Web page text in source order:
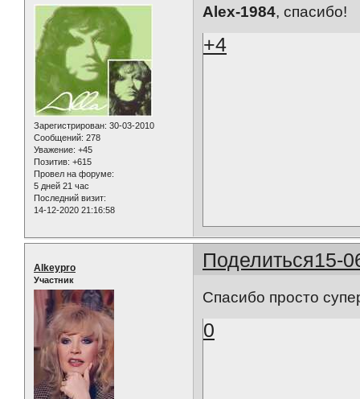
Зарегистрирован: 30-03-2010
Сообщений: 278
Уважение: +45
Позитив: +615
Провел на форуме:
5 дней 21 час
Последний визит:
14-12-2020 21:16:58
Alex-1984, спасибо!
+4
Поделиться15-
Alkeypro
Участник
Спасибо просто
0